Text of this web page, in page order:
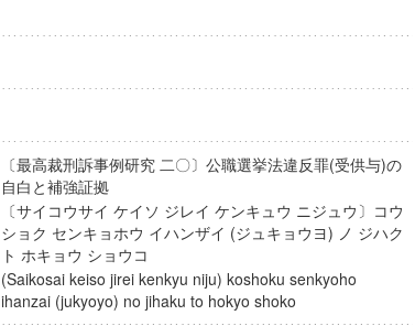
〔最高裁刑訴事例研究 二〇〕公職選挙法違反罪(受供与)の
自白と補強証拠
〔サイコウサイ ケイソ ジレイ ケンキュウ ニジュウ〕コウ
ショク センキョホウ イハンザイ (ジュキョウヨ) ノ ジハク
ト ホキョウ ショウコ
(Saikosai keiso jirei kenkyu niju) koshoku senkyoho
ihanzai (jukyoyo) no jihaku to hokyo shoko